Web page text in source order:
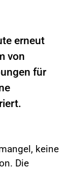
erneut
von
für
keine
Die